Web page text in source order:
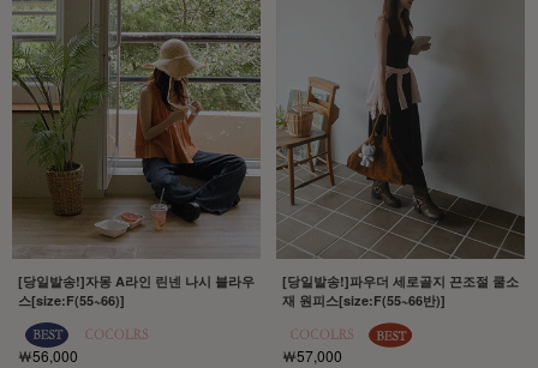
[당일발송!]자몽 A라인 린넨 나시 블라우
스[size:F(55~66)]
￦56,000
[당일발송!]파우더 세로골지 끈조절 쿨소
재 원피스[size:F(55~66반)]
￦57,000